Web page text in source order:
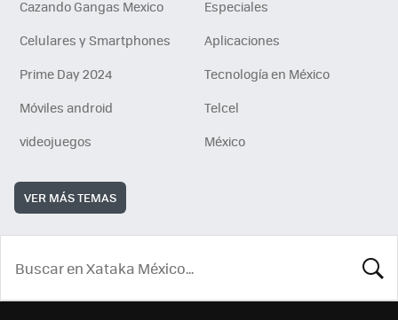
Cazando Gangas Mexico
Especiales
Celulares y Smartphones
Aplicaciones
Prime Day 2024
Tecnología en México
Móviles android
Telcel
videojuegos
México
VER MÁS TEMAS